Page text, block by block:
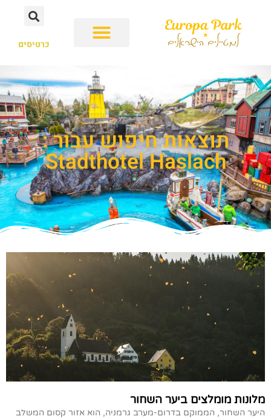
כרטיסים
תוצאות חיפוש עבור :
Stadthotel Haslach
מלונות מומלצים ביער השחור
היער השחור, הממוקם בדרום-מערב גרמניה, הוא אזור קסום המשלב